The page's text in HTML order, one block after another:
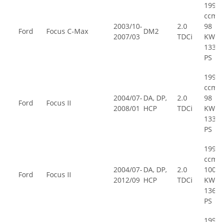
Ford Focus C-Max
2003/10-
2007/03
DM2
2.0
TDCi
1997
ccm,
98
KW,
133
PS
Ford Focus II
2004/07-
2008/01
DA, DP,
HCP
2.0
TDCi
1997
ccm,
98
KW,
133
PS
Ford Focus II
2004/07-
2012/09
DA, DP,
HCP
2.0
TDCi
1997
ccm,
100
KW,
136
PS